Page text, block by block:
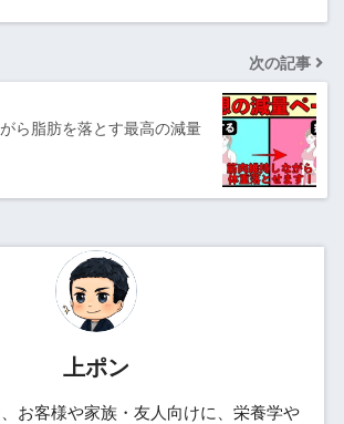
次の記事
ら脂肪を落とす最高の減量
上ポン
お客様や家族・友人向けに、栄養学や